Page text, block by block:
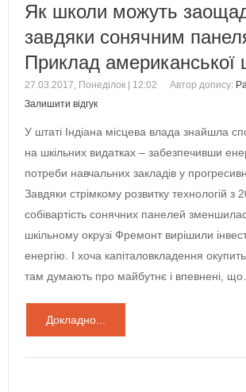
Як школи можуть
завдяки сонячним
Приклад американської
27.03.2017, Понеділок | 12:02 Автор допису:
Залишити відгук
У штаті Індіана місцева влада знайшла
на шкільних видатках – забезпечивши
потреби навчальних закладів у
Завдяки стрімкому розвитку технологій з
собівартість сонячних панелей
шкільному окрузі Фремонт вирішили
енергію. І хоча капіталовкладення
там думають про майбутнє і впевнені,
Докладно...